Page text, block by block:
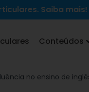
Saiba mais!
Conteúdos
no ensino de